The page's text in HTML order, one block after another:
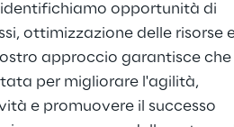
opportunità di
ottimizzazione delle risorse
approccio garantisce che
per migliorare l'agilità,
e promuovere il successo